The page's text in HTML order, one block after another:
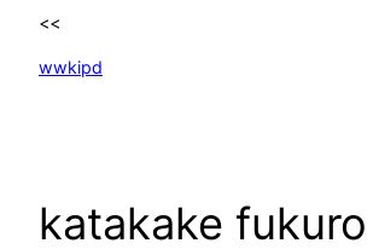
<<
wwkipd
katakake fukuro